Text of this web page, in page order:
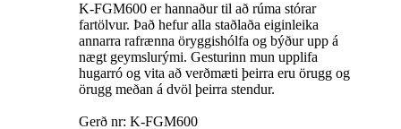
K-FGM600 er hannaður til að rúma stórar
fartölvur. Það hefur alla staðlaða eiginleika
annarra rafrænna öryggishólfa og býður upp á
nægt geymslurými. Gesturinn mun upplifa
hugarró og vita að verðmæti þeirra eru örugg og
örugg meðan á dvöl þeirra stendur.
Gerð nr: K-FGM600